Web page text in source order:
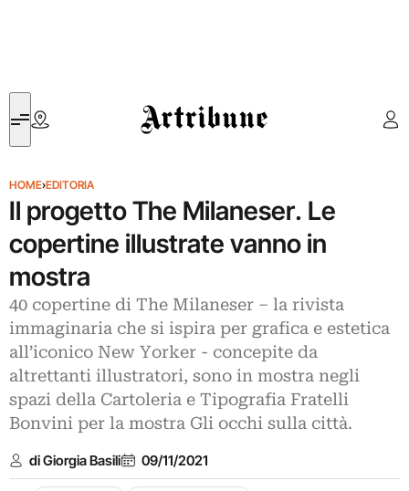
Artribune
HOME›EDITORIA
Il progetto The Milaneser. Le
copertine illustrate vanno in
mostra
40 copertine di The Milaneser – la rivista
immaginaria che si ispira per grafica e estetica
all’iconico New Yorker - concepite da
altrettanti illustratori, sono in mostra negli
spazi della Cartoleria e Tipografia Fratelli
Bonvini per la mostra Gli occhi sulla città.
di Giorgia Basili 09/11/2021